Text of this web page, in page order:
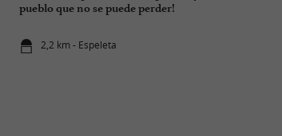
pueblo que no se puede perder!
2,2 km - Espeleta